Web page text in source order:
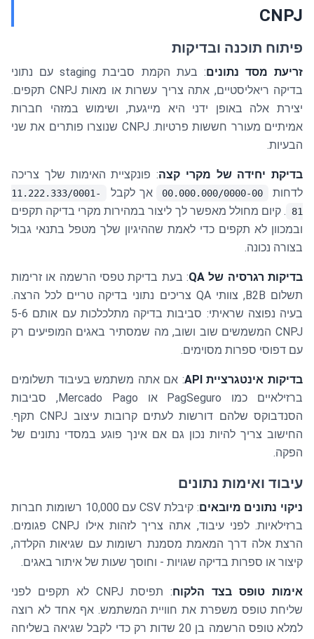
CNPJ
פיתוח תוכנה ובדיקות
זריעת מסד נתונים
: בעת הקמת סביבת staging עם נתוני
בדיקה ריאליסטיים, אתה צריך עשרות או מאות CNPJ תקפים.
יצירת אלה באופן ידני היא מייגעת, ושימוש במזהי חברות
אמיתיים מעורר חששות פרטיות. CNPJ שנוצרו פותרים את שני
הבעיות.
בדיקת יחידה של מקרי קצה: פונקציית האימות שלך צריכה
לדחות
00.000.000/0000-00 אך לקבל
11.222.333/0001-
81
. קיום מחולל מאפשר לך ליצור במהירות מקרי בדיקה תקפים
ובמכוון לא תקפים כדי לאמת שההיגיון שלך מטפל בתנאי גבול
בצורה נכונה.
בדיקות רגרסיה של QA
: בעת בדיקת טפסי הרשמה או זרימות
תשלום B2B, צוותי QA צריכים נתוני בדיקה טריים לכל הרצה.
בעיה נפוצה שראיתי: סביבות בדיקה מתלכלכות עם אותם 5-6
CNPJ המשמשים שוב ושוב, מה שמסתיר באגים המופיעים רק
עם דפוסי ספרות מסוימים.
בדיקות אינטגרציית API
: אם אתה משתמש בעיבוד תשלומים
ברזילאיים כמו PagSeguro או Mercado Pago, סביבות
הסנדבוקס שלהם דורשות לעתים קרובות עיצוב CNPJ תקף.
החישוב צריך להיות נכון גם אם אינך פוגע במסדי נתונים של
הפקה.
עיבוד ואימות נתונים
ניקוי נתונים מיובאים
: קיבלת CSV עם 10,000 רשומות חברות
ברזילאיות. לפני עיבוד, אתה צריך לזהות אילו CNPJ פגומים.
הרצת אלה דרך המאמת מסמנת רשומות עם שגיאות הקלדה,
קיצור או ספרות בדיקה שגויות - וחוסך שעות של איתור באגים.
אימות טופס בצד הלקוח
: תפיסת CNPJ לא תקפים לפני
שליחת טופס משפרת את חוויית המשתמש. אף אחד לא רוצה
למלא טופס הרשמה בן 20 שדות רק כדי לקבל שגיאה בשליחה